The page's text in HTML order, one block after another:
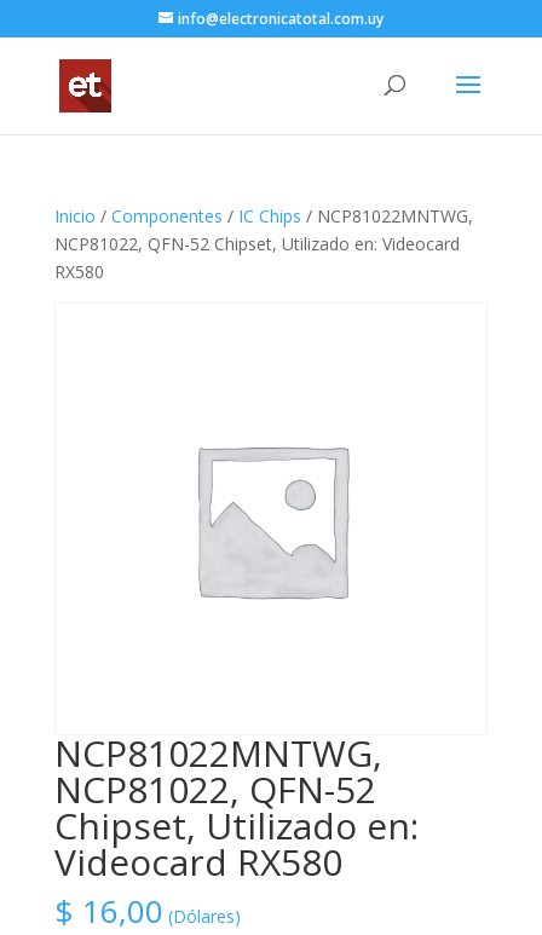
info@electronicatotal.com.uy
Inicio / Componentes / IC Chips / NCP81022MNTWG,
NCP81022, QFN-52 Chipset, Utilizado en: Videocard
RX580
NCP81022MNTWG,
NCP81022, QFN-52
Chipset, Utilizado en:
Videocard RX580
$ 16,00 (Dólares)